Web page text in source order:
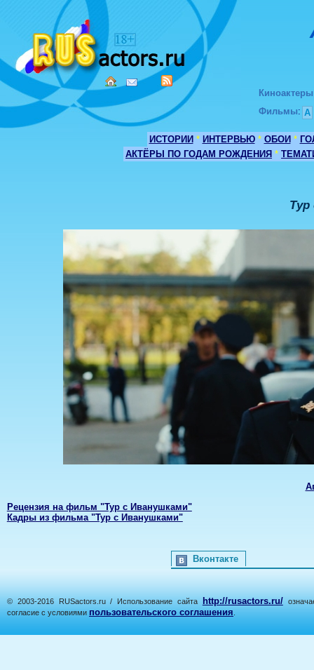
Киноактеры
Фильмы: А
ИСТОРИИ * ИНТЕРВЬЮ * ОБОИ *
АКТЁРЫ ПО ГОДАМ РОЖДЕНИЯ *
Рецензия на фильм "Тур с Иванушками"
Кадры из фильма "Тур с Иванушками"
Вконтакте
© 2003-2016 RUSactors.ru / Использование сайта http://rusactors.ru/
согласие с условиями пользовательского соглашения